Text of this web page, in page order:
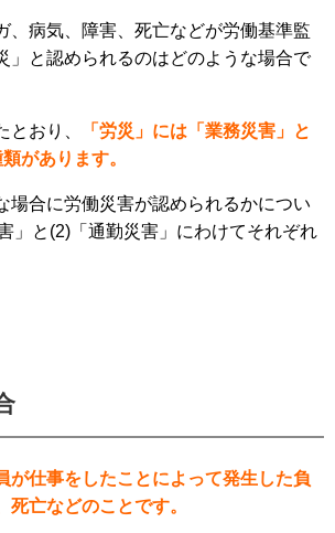
、病気、障害、死亡などが労働基準監
」と認められるのはどのような場合で
とおり、
「労災」には「業務災害」と
があります。
場合に労働災害が認められるかについ
」と(2)「通勤災害」にわけてそれぞれ
が仕事をしたことによって発生した負
死亡などのことです。